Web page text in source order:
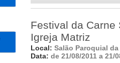
Festival da Carne
Igreja Matriz
Local: Salão Paroquial
Data: de 21/08/2011 a 21/